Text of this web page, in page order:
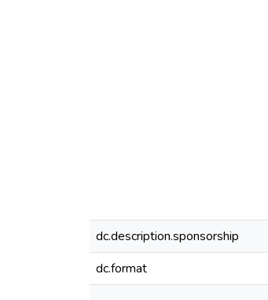
dc.description.sponsorship
dc.format